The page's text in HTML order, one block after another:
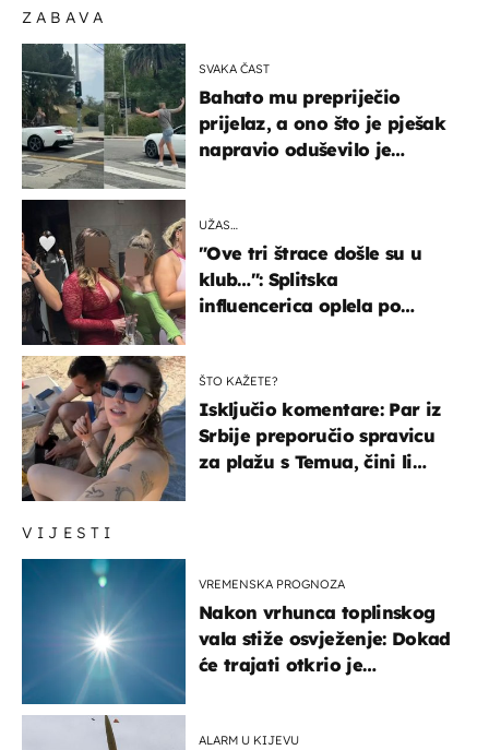
VIJESTI
VREMENSKA PROGNOZA
Nakon vrhunca toplinskog
vala stiže osvježenje: Dokad
će trajati otkrio je
ALARM U KIJEVU
ZABAVA
SVAKA ČAST
Bahato mu prepriječio
prijelaz, a ono što je pješak
napravio oduševilo je
UŽAS…
"Ove tri štrace došle su u
klub…": Splitska
influencerica oplela po
ŠTO KAŽETE?
Isključio komentare: Par iz
Srbije preporučio spravicu
za plažu s Temua, čini li